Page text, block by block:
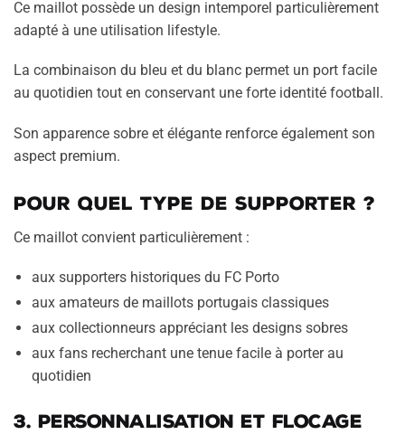
Ce maillot possède un design intemporel particulièrement
adapté à une utilisation lifestyle.
La combinaison du bleu et du blanc permet un port facile
au quotidien tout en conservant une forte identité football.
Son apparence sobre et élégante renforce également son
aspect premium.
Pour quel type de supporter ?
Ce maillot convient particulièrement :
aux supporters historiques du FC Porto
aux amateurs de maillots portugais classiques
aux collectionneurs appréciant les designs sobres
aux fans recherchant une tenue facile à porter au
quotidien
3. Personnalisation et flocage